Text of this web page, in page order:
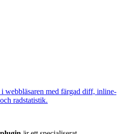
webbläsaren med färgad diff, inline-
radstatistik.